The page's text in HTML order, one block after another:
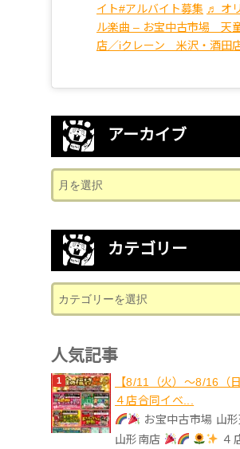
イト#アルバイト募集 ♬ オ
ル楽曲 – お宝中古市場 天
店／iクレーン 米沢・酒田
アーカイブ
カテゴリー
人気記事
【8/11（火）～8/16（日
４店合同イベ...
お宝中古市場 山形
山形南店
４